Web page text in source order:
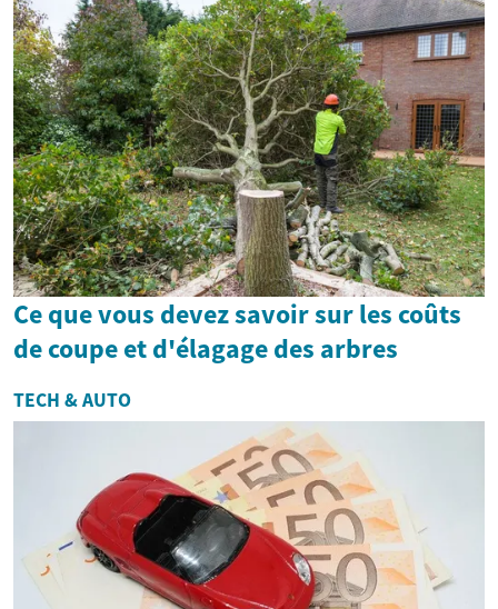
Ce que vous devez savoir sur les coûts
de coupe et d'élagage des arbres
TECH & AUTO